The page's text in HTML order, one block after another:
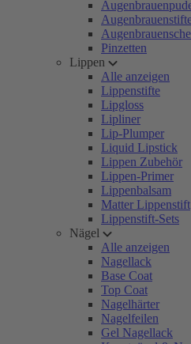
Pinzetten
Lippen
Alle anzeigen
Lippenstifte
Lipgloss
Lipliner
Lip-Plumper
Liquid Lipstick
Lippen Zubehör
Lippen-Primer
Lippenbalsam
Matter Lippenstift
Lippenstift-Sets
Nägel
Alle anzeigen
Nagellack
Base Coat
Top Coat
Nagelhärter
Nagelfeilen
Gel Nagellack